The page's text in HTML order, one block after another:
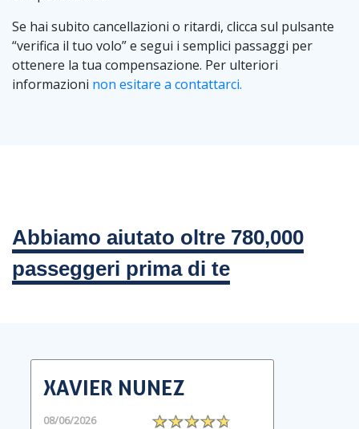
Se hai subito cancellazioni o ritardi, clicca sul pulsante
“verifica il tuo volo” e segui i semplici passaggi per
ottenere la tua compensazione. Per ulteriori
informazioni non esitare a contattarci.
Abbiamo aiutato oltre 780,000
passeggeri prima di te
XAVIER NUNEZ
08/06/2026